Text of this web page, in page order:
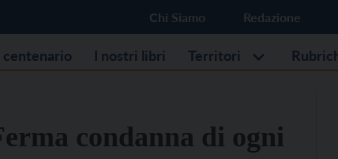
Chi Siamo Redazione
centenario I nostri libri Territori
condanna di ogni